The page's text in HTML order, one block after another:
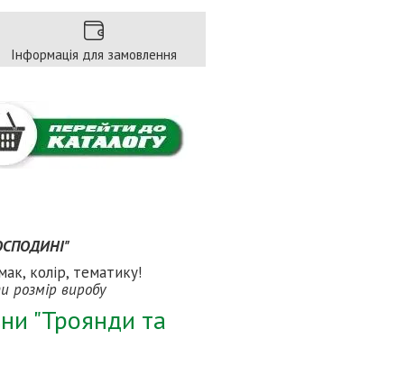
Інформація для замовлення
колір, тематику!
розмір виробу
"Троянди та